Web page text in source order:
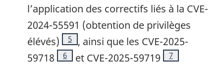
l’application des correctifs liés à la CVE-
2024-55591 (obtention de privilèges
élévés)
Note de bas de page
5
, ainsi que les CVE-2025-
59718
Note de bas de page
6 et CVE-2025-59719 Note de bas de
7